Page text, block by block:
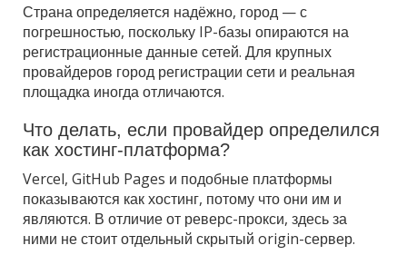
Страна определяется надёжно, город — с
погрешностью, поскольку IP-базы опираются на
регистрационные данные сетей. Для крупных
провайдеров город регистрации сети и реальная
площадка иногда отличаются.
Что делать, если провайдер определился
как хостинг-платформа?
Vercel, GitHub Pages и подобные платформы
показываются как хостинг, потому что они им и
являются. В отличие от реверс-прокси, здесь за
ними не стоит отдельный скрытый origin-сервер.